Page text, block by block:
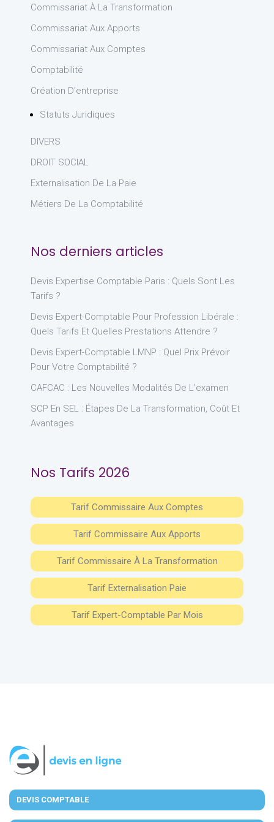
Commissariat À La Transformation
Commissariat Aux Apports
Commissariat Aux Comptes
Comptabilité
Création D'entreprise
Statuts Juridiques
DIVERS
DROIT SOCIAL
Externalisation De La Paie
Métiers De La Comptabilité
Nos derniers articles
Devis Expertise Comptable Paris : Quels Sont Les
Tarifs ?
Devis Expert-Comptable Pour Profession Libérale :
Quels Tarifs Et Quelles Prestations Attendre ?
Devis Expert-Comptable LMNP : Quel Prix Prévoir
Pour Votre Comptabilité ?
CAFCAC : Les Nouvelles Modalités De L’examen
SCP En SEL : Étapes De La Transformation, Coût Et
Avantages
Nos Tarifs 2026
Tarif Commissaire Aux Comptes
Tarif Commissaire Aux Apports
Tarif Commissaire À La Transformation
Tarif Externalisation Paie
Tarif Expert-Comptable Par Mois
DEVIS COMPTABLE